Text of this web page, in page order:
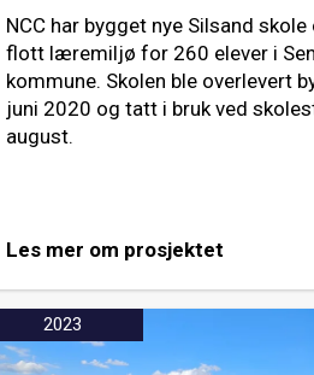
NCC har bygget nye Silsand
flott læremiljø for 260 elever i
kommune. Skolen ble overlevert
juni 2020 og tatt i bruk ved
august.
Les mer om prosjektet
2023